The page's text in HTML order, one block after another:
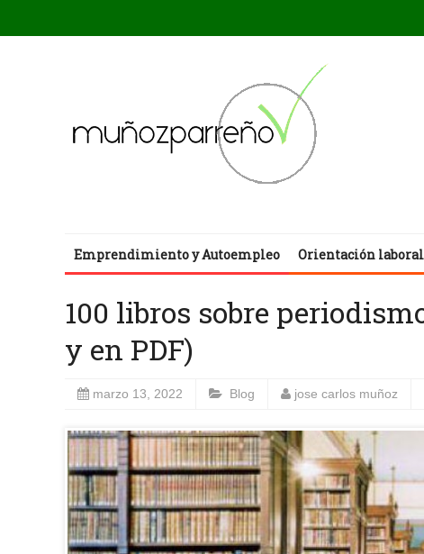
Emprendimiento y Autoempleo Orientación laboral
100 libros sobre
y en PDF)
marzo 13, 2022 Blog jose carlos muñoz